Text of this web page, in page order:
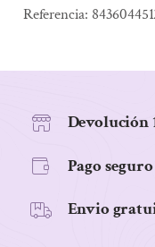
Y
cantidad
Referencia:
Devolución
Pago seguro
Envio